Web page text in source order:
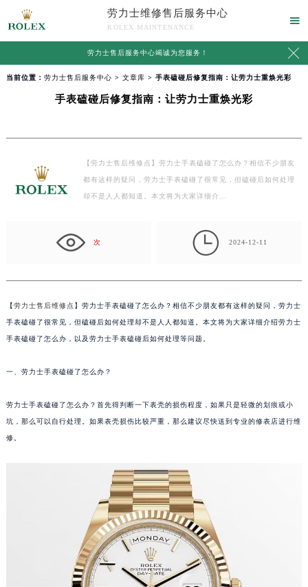
劳力士维修售后服务中心
ROLEX MAINTENANCE

劳力士售后服务中心竭诚为您服务！ 
当前位置： 劳力士售后服务中心 > 文章库 > 手表磕碰后修复指南：让劳力士重焕光彩
手表磕碰后修复指南：让劳力士重焕光彩
【劳力士售后维修点】劳力士手表磕碰了怎么办？相信不少朋友
都有这样的疑问，劳力士手表磕碰了很常见，但磕碰后如何处理
却不是人人都知道。本文将为大家详细介…
次  2024-12-11
【劳力士售后维修点 】劳力士手表磕碰了怎么办？相信不少朋友都有这样的疑问，劳力士
手表磕碰了很常见，但磕碰后如何处理却不是人人都知道。本文将为大家详细介绍劳力士
手表磕碰了怎么办，以及劳力士手表磕碰后如何处理等问题。
一、劳力士手表磕碰了怎么办？
劳力士手表磕碰了怎么办？首先得判断一下表壳的损伤程度，如果只是轻微的划痕或小
坑，那么可以自行处理。如果表壳损伤比较严重，那么建议尽快送到专业的修表店进行维
修。